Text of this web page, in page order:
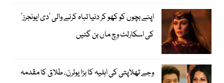
اپنے بچوں کو کھو کر دنیا تباہ کرنے والی ’دی ایونجرز‘
کی اسکارلٹ وچ ماں بن گئیں
وجے تھلاپتی کی اہلیہ کا بڑا یوٹرن، طلاق کا مقدمہ